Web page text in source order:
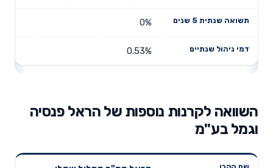
0%
0.53%
השוואה לקרנות נוספות של הראל פנסיה
וגמל בע"מ